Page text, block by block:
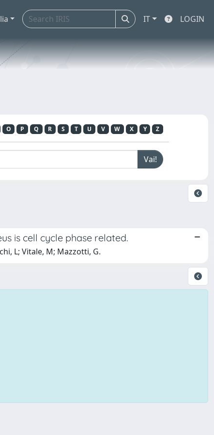
IT LOGIN
O P Q R S T U V W X Y Z
is cell cycle phase related.
L; Vitale, M; Mazzotti, G.